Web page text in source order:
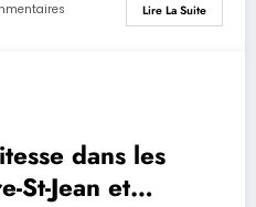
Lire La Suite
dans les
St-Jean et